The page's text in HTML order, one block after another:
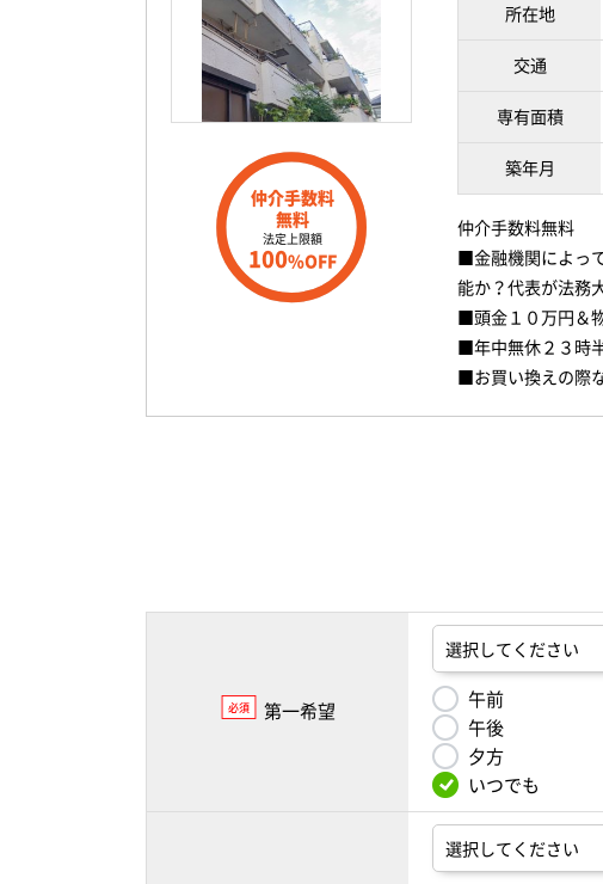
仲介手数料
無料
法定上限額
100%OFF
所在地
交通
専有面積
築年月
仲介手数料無料
■金融機関によっ
能か？代表が法務
■頭金１０万円＆
■年中無休２３時
■お買い換えの際
必須 第一希望
午前
午後
夕方
いつでも